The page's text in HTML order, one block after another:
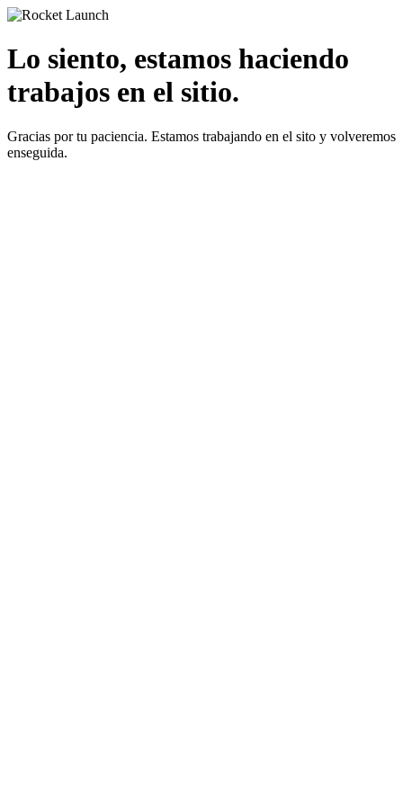
Lo siento, estamos haciendo
trabajos en el sitio.
Gracias por tu paciencia. Estamos trabajando en el sito y volveremos
enseguida.